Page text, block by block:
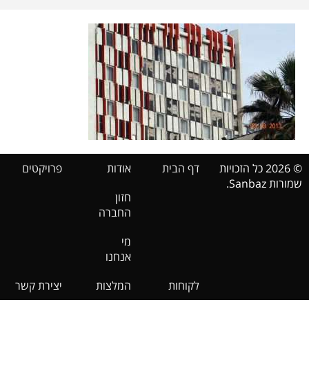
© 2026 כל הזכויות
שמורות Sanbaz.
דף הבית
אודות
חזון
החברה
מי
אנחנו
פרויקטים
לקוחות המלצות יצירת קשר